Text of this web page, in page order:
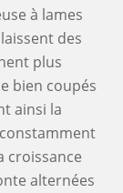
à lames
des
plus
bien coupés
ainsi la
croissance
alternées